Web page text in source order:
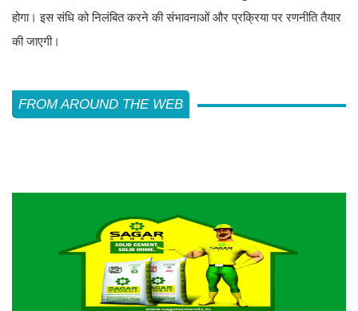
होगा। इस संधि को निलंबित करने की संभावनाओं और प्रक्रिया पर रणनीति तैयार
की जाएगी।
FROM AROUND THE WEB